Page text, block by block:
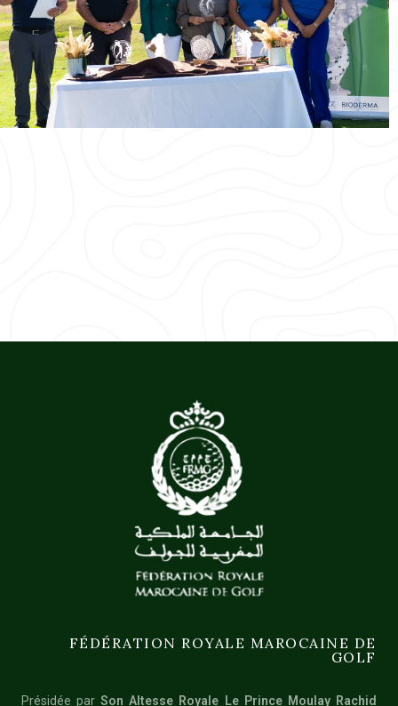
Voir les photos
FÉDÉRATION ROYALE MAROCAINE DE
GOLF
Présidée parSon Altesse Royale Le Prince Moulay Rachid